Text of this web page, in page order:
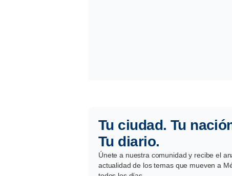
Tu ciudad. Tu
Tu diario.
Únete a nuestra comunidad y recibe el
actualidad de los temas que mueven a